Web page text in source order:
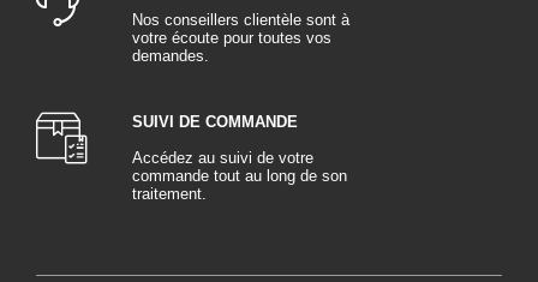
Nos conseillers clientèle sont à
votre écoute pour toutes vos
demandes.
SUIVI DE COMMANDE
Accédez au suivi de votre
commande tout au long de son
traitement.